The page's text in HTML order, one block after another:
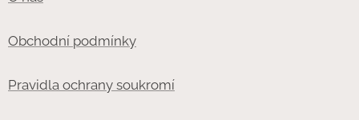
Obchodní podmínky
Pravidla ochrany soukromí